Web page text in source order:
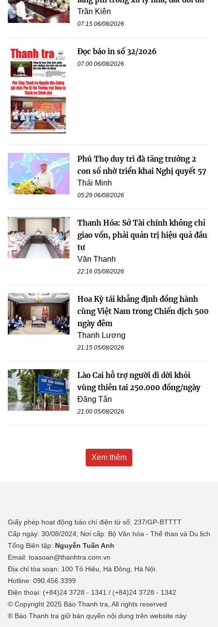
Trần Kiên
07:15 06/08/2026
Đọc báo in số 32/2026
07:00 06/08/2026
Phú Thọ duy trì đà tăng trưởng 2
con số nhờ triển khai Nghị quyết 57
Thái Minh
05:29 06/08/2026
Thanh Hóa: Sở Tài chính không chỉ
giao vốn, phải quản trị hiệu quả đầu
tư
Văn Thanh
22:16 05/08/2026
Hoa Kỳ tái khẳng định đồng hành
cùng Việt Nam trong Chiến dịch 500
ngày đêm
Thanh Lương
21:15 05/08/2026
Lào Cai hỗ trợ người di dời khỏi
vùng thiên tai 250.000 đồng/ngày
Đăng Tân
21:00 05/08/2026
Xem thêm
Giấy phép hoạt động báo chí điện tử số: 237/GP-BTTTT
Cấp ngày: 30/08/2024; Nơi cấp: Bộ Văn hóa - Thể thao và Du lịch
Tổng Biên tập: Nguyễn Tuấn Anh
Email: toasoan@thanhtra.com.vn
Địa chỉ tòa soạn: 100 Tô Hiệu, Hà Đông, Hà Nội.
Hotline: 090.456.3399
Điện thoại: (+84)24 3728 - 1341 / (+84)24 3728 - 1342
© Copyright 2025 Báo Thanh tra, All rights reserved
® Báo Thanh tra giữ bản quyền nội dung trên website này